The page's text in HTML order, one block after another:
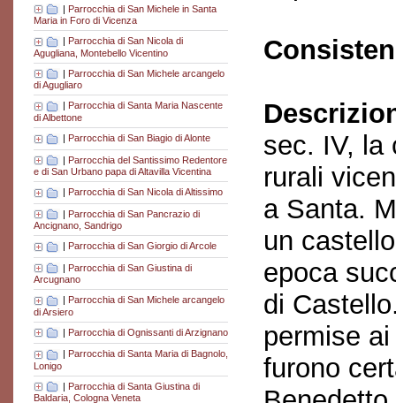
| Parrocchia di San Michele in Santa
Maria in Foro di Vicenza
Parrocchia di San Nicola di
Agugliana, Montebello Vicentino
| Parrocchia di San Michele arcangelo
di Agugliaro
Parrocchia di Santa Maria Nascente
di Albettone
| Parrocchia di San Biagio di Alonte
| Parrocchia del Santissimo Redentore
e di San Urbano papa di Altavilla Vicentina
| Parrocchia di San Nicola di Altissimo
| Parrocchia di San Pancrazio di
Ancignano, Sandrigo
| Parrocchia di San Giorgio di Arcole
| Parrocchia di San Giustina di
Arcugnano
Parrocchia di San Michele arcangelo
di Arsiero
| Parrocchia di Ognissanti di Arzignano
Parrocchia di Santa Maria di Bagnolo,
Lonigo
| Parrocchia di Santa Giustina di
Baldaria, Cologna Veneta
sec. IV, la
rurali
a Santa.
un
epoca
di
permise
furono